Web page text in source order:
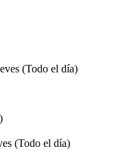
(Todo el día)
(Todo el día)